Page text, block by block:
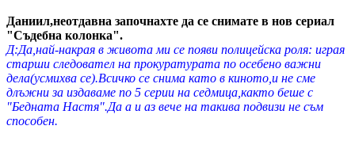
Даниил,неотдавна започнахте да се снимате в нов сериал
"Съдебна колонка".
Д:Да,най-накрая в живота ми се появи полицейска роля: играя
старши следовател на прокуратурата по осебено важни
дела(усмихва се).Всичко се снима като в киното,и не сме
длъжни за издаваме по 5 серии на седмица,както беше с
"Бедната Настя".Да а и аз вече на такива подвизи не съм
способен.